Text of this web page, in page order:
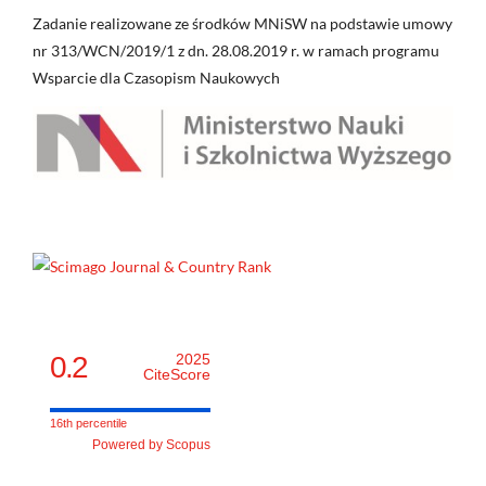
Zadanie realizowane ze środków MNiSW na podstawie umowy
nr 313/WCN/2019/1 z dn. 28.08.2019 r. w ramach programu
Wsparcie dla Czasopism Naukowych
0.2
2025
CiteScore
16th percentile
Powered by Scopus